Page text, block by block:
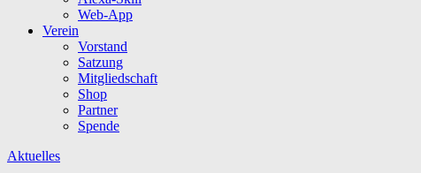
Web-App
Verein
Vorstand
Satzung
Mitgliedschaft
Shop
Partner
Spende
Aktuelles